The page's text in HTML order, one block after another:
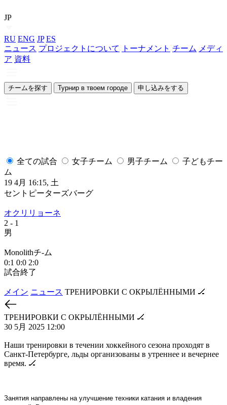
JP
RU ENG JP ES
ニュース プロジェクトについて トーナメント チーム メディ
ア 資料
チームを探す Турнир в твоем городе 申し込みをする
全ての試合 女子チーム 男子チーム
子どもチー
ム
19 4月 16:15, 土
セントピーターズバーグ
オクリリョーネ
2 - 1
男
Monolithチ-ム
0:1 0:0 2:0
試合終了
メイン ニュース ТРЕНИРОВКИ С ОКРЫЛЁННЫМИ 🏒
ТРЕНИРОВКИ С ОКРЫЛЁННЫМИ 🏒
30 5月 2025 12:00
Наши тренировки в течении хоккейного сезона проходят в
Санкт-Петербурге, льды организованы в утреннее и вечернее
время. 🏒
Занятия направлены на улучшение техники катания и владения